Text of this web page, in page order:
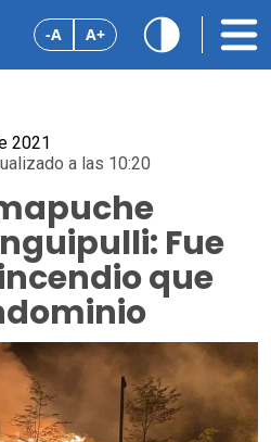
-A A+
2021
a las 10:20
Fue
que